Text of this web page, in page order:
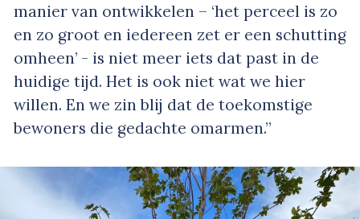
manier van ontwikkelen – ‘het perceel is zo
en zo groot en iedereen zet er een schutting
omheen’ - is niet meer iets dat past in de
huidige tijd. Het is ook niet wat we hier
willen. En we zin blij dat de toekomstige
bewoners die gedachte omarmen.”